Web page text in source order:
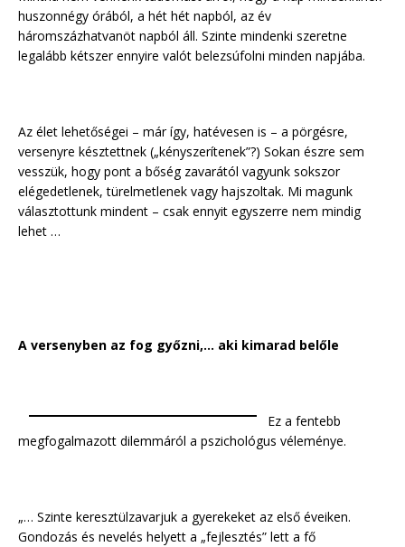
huszonnégy órából, a hét hét napból, az év
háromszázhatvanöt napból áll. Szinte mindenki szeretne
legalább kétszer ennyire valót belezsúfolni minden napjába.
Az élet lehetőségei – már így, hatévesen is – a pörgésre,
versenyre késztettnek („kényszerítenek”?) Sokan észre sem
vesszük, hogy pont a bőség zavarától vagyunk sokszor
elégedetlenek, türelmetlenek vagy hajszoltak. Mi magunk
választottunk mindent – csak ennyit egyszerre nem mindig
lehet …
A versenyben az fog győzni,… aki kimarad belőle
Ez a fentebb
megfogalmazott dilemmáról a pszichológus véleménye.
„… Szinte keresztülzavarjuk a gyerekeket az első éveiken.
Gondozás és nevelés helyett a „fejlesztés” lett a fő